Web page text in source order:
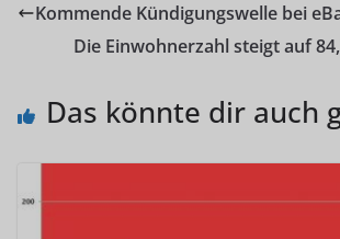
Kommende Kündigungswelle bei
Die Einwohnerzahl steigt auf
Das könnte dir auch